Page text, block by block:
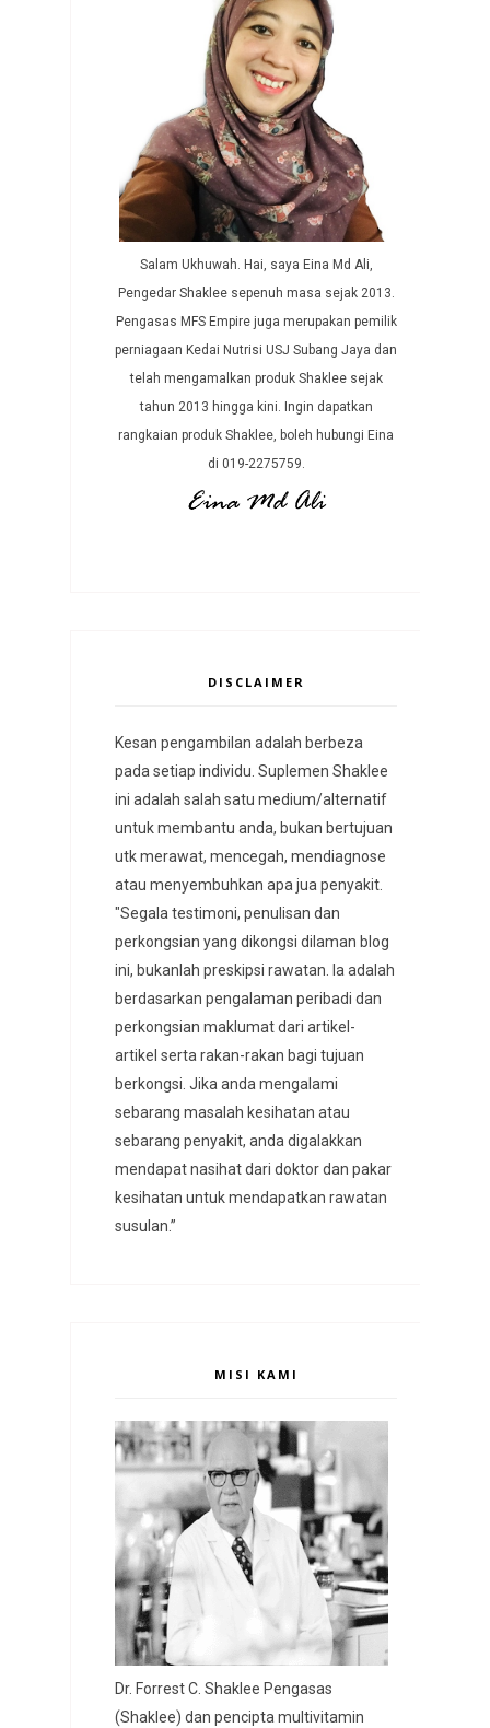
Salam Ukhuwah. Hai, saya Eina Md Ali,
Pengedar Shaklee sepenuh masa sejak 2013.
Pengasas MFS Empire juga merupakan pemilik
perniagaan Kedai Nutrisi USJ Subang Jaya dan
telah mengamalkan produk Shaklee sejak
tahun 2013 hingga kini. Ingin dapatkan
rangkaian produk Shaklee, boleh hubungi Eina
di 019-2275759.
DISCLAIMER
Kesan pengambilan adalah berbeza
pada setiap individu. Suplemen Shaklee
ini adalah salah satu medium/alternatif
untuk membantu anda, bukan bertujuan
utk merawat, mencegah, mendiagnose
atau menyembuhkan apa jua penyakit.
"Segala testimoni, penulisan dan
perkongsian yang dikongsi dilaman blog
ini, bukanlah preskipsi rawatan. Ia adalah
berdasarkan pengalaman peribadi dan
perkongsian maklumat dari artikel-
artikel serta rakan-rakan bagi tujuan
berkongsi. Jika anda mengalami
sebarang masalah kesihatan atau
sebarang penyakit, anda digalakkan
mendapat nasihat dari doktor dan pakar
kesihatan untuk mendapatkan rawatan
susulan.”
MISI KAMI
Dr. Forrest C. Shaklee Pengasas
(Shaklee) dan pencipta multivitamin